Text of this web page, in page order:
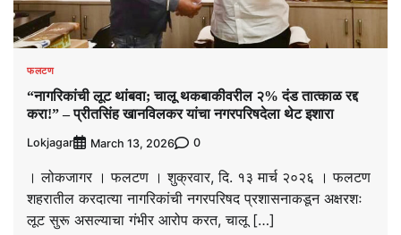
फलटण
“नागरिकांची लूट थांबवा; चालू थकबाकीवरील २% दंड तात्काळ रद्द
करा!” – प्रीतसिंह खानविलकर यांचा नगरपरिषदेला थेट इशारा
Lokjagar March 13, 2026 0
। लोकजागर । फलटण । शुक्रवार, दि. १३ मार्च २०२६ । फलटण
शहरातील करदात्या नागरिकांची नगरपरिषद प्रशासनाकडून अक्षरशः
लूट सुरू असल्याचा गंभीर आरोप करत, चालू […]